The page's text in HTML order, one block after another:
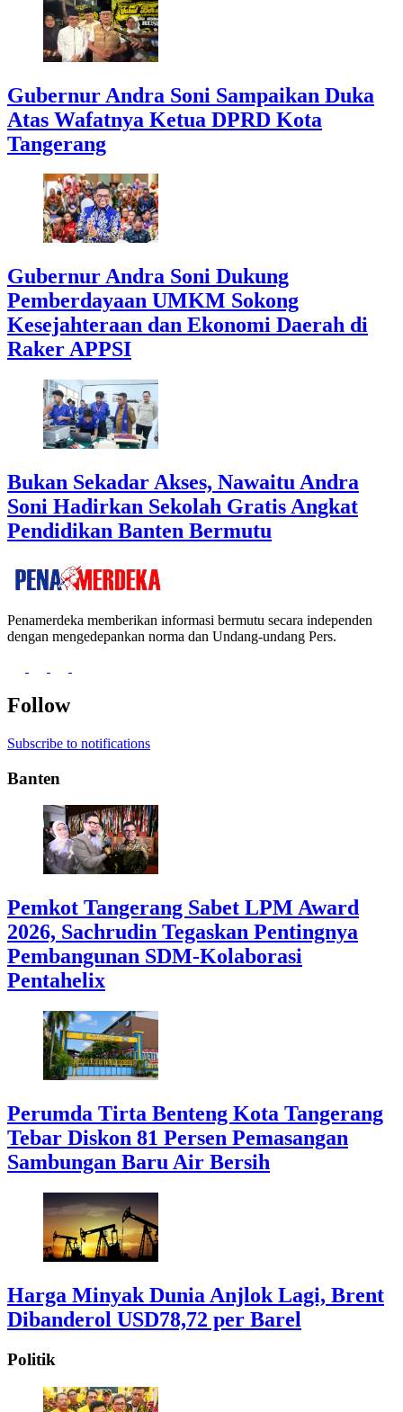
Gubernur Andra Soni Sampaikan Duka
Atas Wafatnya Ketua DPRD Kota
Tangerang
Gubernur Andra Soni Dukung
Pemberdayaan UMKM Sokong
Kesejahteraan dan Ekonomi Daerah di
Raker APPSI
Bukan Sekadar Akses, Nawaitu Andra
Soni Hadirkan Sekolah Gratis Angkat
Pendidikan Banten Bermutu
Penamerdeka memberikan informasi bermutu secara independen
dengan mengedepankan norma dan Undang-undang Pers.
Follow
Subscribe to notifications
Banten
Pemkot Tangerang Sabet LPM Award
2026, Sachrudin Tegaskan Pentingnya
Pembangunan SDM-Kolaborasi
Pentahelix
Perumda Tirta Benteng Kota Tangerang
Tebar Diskon 81 Persen Pemasangan
Sambungan Baru Air Bersih
Harga Minyak Dunia Anjlok Lagi, Brent
Dibanderol USD78,72 per Barel
Politik